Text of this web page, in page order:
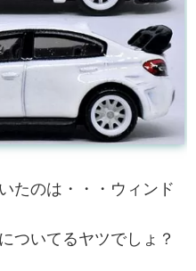
たのは・・・ウィンド
ついてるヤツでしょ？